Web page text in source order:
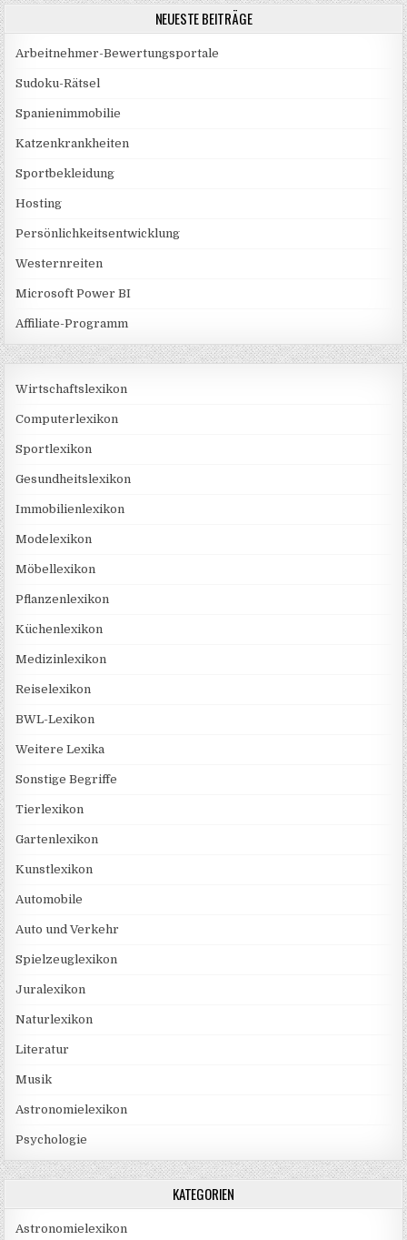
NEUESTE BEITRÄGE
Arbeitnehmer-Bewertungsportale
Sudoku-Rätsel
Spanienimmobilie
Katzenkrankheiten
Sportbekleidung
Hosting
Persönlichkeitsentwicklung
Westernreiten
Microsoft Power BI
Affiliate-Programm
Wirtschaftslexikon
Computerlexikon
Sportlexikon
Gesundheitslexikon
Immobilienlexikon
Modelexikon
Möbellexikon
Pflanzenlexikon
Küchenlexikon
Medizinlexikon
Reiselexikon
BWL-Lexikon
Weitere Lexika
Sonstige Begriffe
Tierlexikon
Gartenlexikon
Kunstlexikon
Automobile
Auto und Verkehr
Spielzeuglexikon
Juralexikon
Naturlexikon
Literatur
Musik
Astronomielexikon
Psychologie
KATEGORIEN
Astronomielexikon